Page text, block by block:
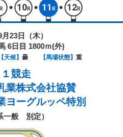
10R 11 R 12R
23日（木）
6日目 1800ｍ(外)
【天候】 曇 【馬場状態】 重
１競走
業株式会社協賛
ヨーグルッペ特別
一般 別定）